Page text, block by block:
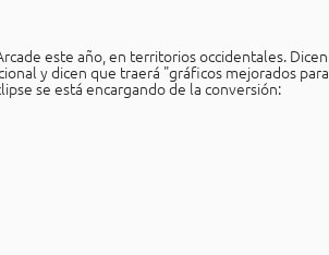
este año, en territorios occidentales. Dicen
y dicen que traerá "gráficos mejorados para
se está encargando de la conversión: